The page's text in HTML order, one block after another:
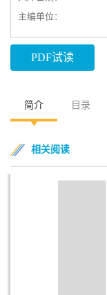
主编单位：
PDF试读
简介 目录
相关阅读